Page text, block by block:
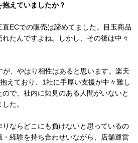
えていましたか？
直ECでの販売は諦めてました。目玉商品
たんですよね。しかし、その後は中々
が、やはり相性はあると思います。楽天
えており、1社に手厚い支援が中々難し
で、社内に知見のある人間がいないと
た。
ならどこにも負けないと思っているの
経験を持ち合わせいながら、店舗運営